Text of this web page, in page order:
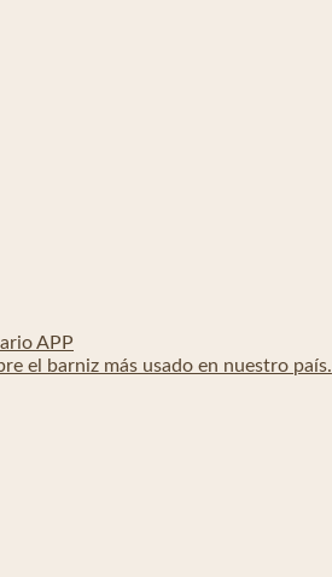
APP
el barniz más usado en nuestro país.